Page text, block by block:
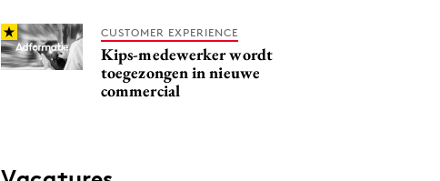
CUSTOMER EXPERIENCE
Kips-medewerker wordt
toegezongen in nieuwe
commercial